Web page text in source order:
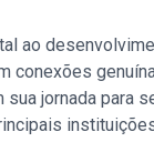
ao
conexões
jornada para